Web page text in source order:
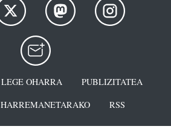
LEGE OHARRA
PUBLIZITATEA
HARREMANETARAKO RSS